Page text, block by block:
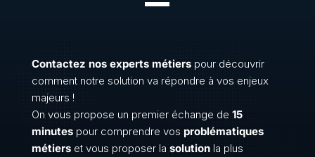
Contactez nos experts métierspour découvrir
comment notre solution va répondre à vos enjeux
majeurs !
On vous propose un premier échange de 15
minutespour comprendre vos problématiques
métierset vous proposer la solutionla plus